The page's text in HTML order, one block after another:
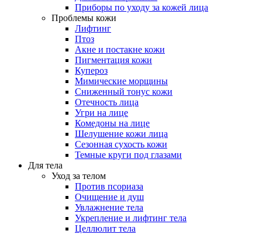
Приборы по уходу за кожей лица
Проблемы кожи
Лифтинг
Птоз
Акне и постакне кожи
Пигментация кожи
Купероз
Мимические морщины
Сниженный тонус кожи
Отечность лица
Угри на лице
Комедоны на лице
Шелушение кожи лица
Сезонная сухость кожи
Темные круги под глазами
Для тела
Уход за телом
Против псориаза
Очищение и душ
Увлажнение тела
Укрепление и лифтинг тела
Целлюлит тела